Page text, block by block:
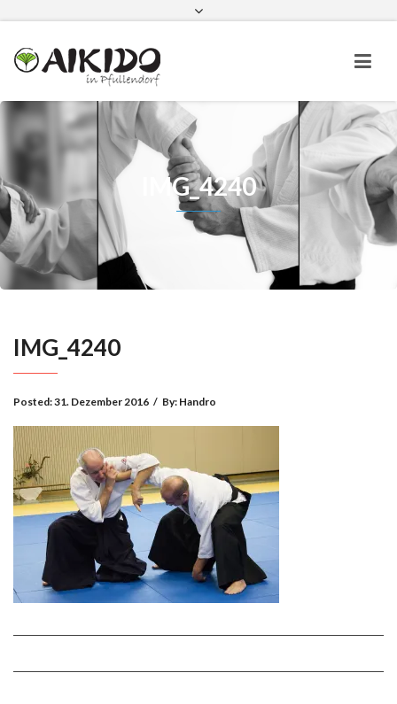
Aikido in Pfullendorf bei Instagram
IMG_4240
IMG_4240
Posted:31. Dezember 2016 / By: Handro